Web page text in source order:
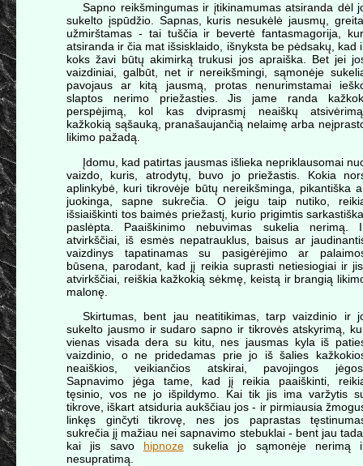
Sapno reikšmingumas ir įtikinamumas atsiranda dėl
sukelto įspūdžio. Sapnas, kuris nesukėlė jausmų,
užmirštamas - tai tuščia ir bevertė fantasmagorija,
atsiranda ir čia mat išsisklaido, išnyksta be pėdsakų, kad
koks žavi būtų akimirką trukusi jos apraiška. Bet jei
vaizdiniai, galbūt, net ir nereikšmingi, sąmonėje
pavojaus ar kitą jausmą, protas nenurimstamai
slaptos nerimo priežasties. Jis jame randa
perspėjimą, kol kas dviprasmį neaiškų
kažkokią sąšauką, pranašaujančią nelaimę arba
likimo pažadą.
Įdomu, kad patirtas jausmas išlieka nepriklausomai
vaizdo, kuris, atrodytų, buvo jo priežastis. Kokia
aplinkybė, kuri tikrovėje būtų nereikšminga, pikantiška
juokinga, sapne sukrečia. O jeigu taip nutiko,
išsiaiškinti tos baimės priežastį, kurio prigimtis
paslėpta. Paaiškinimo nebuvimas sukelia nerimą.
atvirkščiai, iš esmės nepatrauklus, baisus ar
vaizdinys tapatinamas su pasigėrėjimo ar
būsena, parodant, kad jį reikia suprasti netiesiogiai ir
atvirkščiai, reiškia kažkokią sėkmę, keistą ir brangią
malonę.
Skirtumas, bent jau neatitikimas, tarp vaizdinio ir
sukelto jausmo ir sudaro sapno ir tikrovės atskyrimą,
vienas visada dera su kitu, nes jausmas kyla iš
vaizdinio, o ne pridedamas prie jo iš šalies
neaiškios, veikiančios atskirai, pavojingos
Sapnavimo jėga tame, kad jį reikia paaiškinti,
tęsinio, vos ne jo išpildymo. Kai tik jis ima varžytis
tikrove, iškart atsiduria aukščiau jos - ir pirmiausia
linkęs ginčyti tikrovę, nes jos paprastas
sukrečia jį mažiau nei sapnavimo stebuklai - bent jau
kai jis savo hipnozesukelia jo sąmonėje nerimą
nesupratimą.